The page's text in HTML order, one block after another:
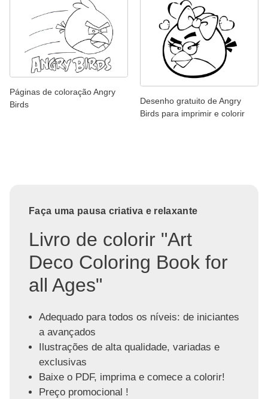
Páginas de coloração Angry
Birds
Desenho gratuito de Angry
Birds para imprimir e colorir
Faça uma pausa criativa e relaxante
Livro de colorir "Art
Deco Coloring Book for
all Ages"
Adequado para todos os níveis: de iniciantes
a avançados
Ilustrações de alta qualidade, variadas e
exclusivas
Baixe o PDF, imprima e comece a colorir!
Preço promocional !